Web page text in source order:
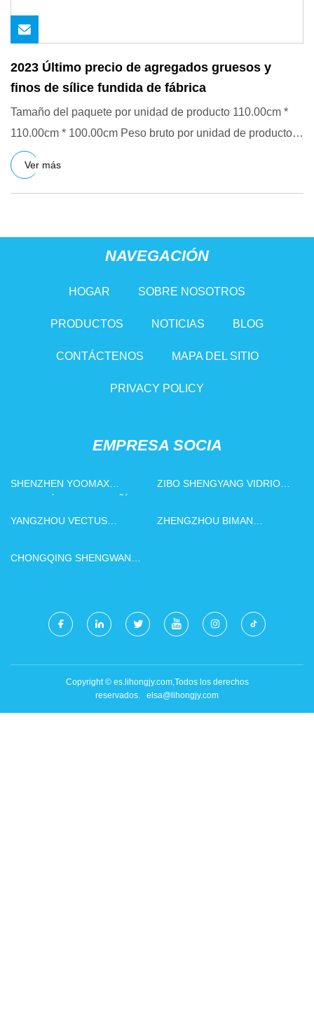
2023 Último precio de agregados gruesos y
finos de sílice fundida de fábrica
Tamaño del paquete por unidad de producto 110.00cm *
110.00cm * 100.00cm Peso bruto por unidad de producto
1003.000kg So
Ver más
NAVEGACIÓN
HOGAR SOBRE NOSOTROS
PRODUCTOS NOTICIAS BLOG
CONTÁCTENOS MAPA DEL SITIO
PRIVACY POLICY
EMPRESA SOCIA
SHENZHEN YOOMAX
LIMITADO
ZIBO SHENGYANG VIDRIO
YANGZHOU VECTUS
LIMITADO.
ZHENGZHOU BIMAN
CHONGQING SHENGWAN
Copyright © es.lihongjy.com,Todos los derechos
reservados. elsa@lihongjy.com